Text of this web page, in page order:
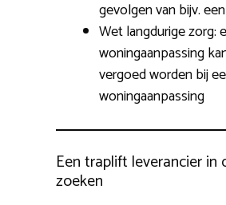
gevolgen van bijv.
Wet langdurige zorg:
woningaanpassing
vergoed worden bij
woningaanpassing
Een traplift leverancier in
zoeken